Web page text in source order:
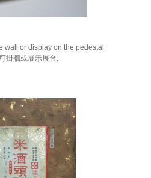
wall or display on the pedestal
掛牆或展示展台.